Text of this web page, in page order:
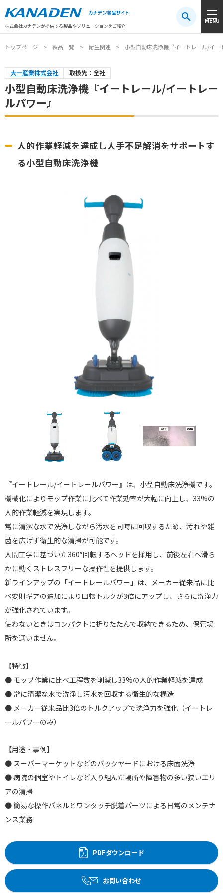
株式会社カナデンが提供する製品やソリューションをご紹介
MENU
注目キーワード#振動センサ#AGV #防爆#アシストスーツ
トップページ 製品一覧 衛生関連 小型自動床洗浄機『イートレール/イー
大一産業株式会社 取扱先：全社
小型自動床洗浄機『イートレール/イートレー
ルパワー』
人的作業軽減を達成し人手不足解消をサポートす
る小型自動床洗浄機
『イートレール/イートレールパワー』は、小型自動床洗浄機です。
機械化によりモップ作業に比べて作業効率が大幅に向上し、33%の
人的作業軽減を実現します。
常に清潔な水で洗浄しながら汚水を同時に回収するため、汚れや雑
菌を広げず衛生的な清掃が可能です。
人間工学に基づいた360°回転するヘッドを採用し、前後左右へ滑ら
かに動くストレスフリーな操作性を提供します。
新ラインアップの「イートレールパワー」は、メーカー従来品に比
べ変則ギアの追加により回転トルクが3倍にアップし、さらに洗浄力
が強化されています。
使わないときはコンパクトに折りたたんで収納できるため、保管場
所を選いません。
【特徴】
● モップ作業に比べ工程数を削減し33%の人的作業軽減を達成
● 常に清潔な水で洗浄し汚水を回収する衛生的な構造
● メーカー従来品比3倍のトルクアップで洗浄力を強化（イートレ
ールパワーのみ）
【用途・事例】
● スーパーマーケットなどのバックヤードにおける床面洗浄
● 病院の個室やトイレなど入り組んだ場所や障害物の多い狭いエリ
アの清掃
● 簡易な操作パネルとワンタッチ脱着パーツによる日常のメンテナ
ンス業務
PDFダウンロード
お問い合わせ